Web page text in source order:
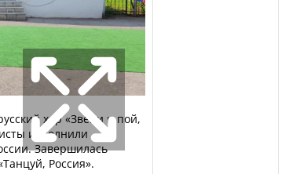
хор «Звени и пой,
исполнили
Завершилась
Россия».